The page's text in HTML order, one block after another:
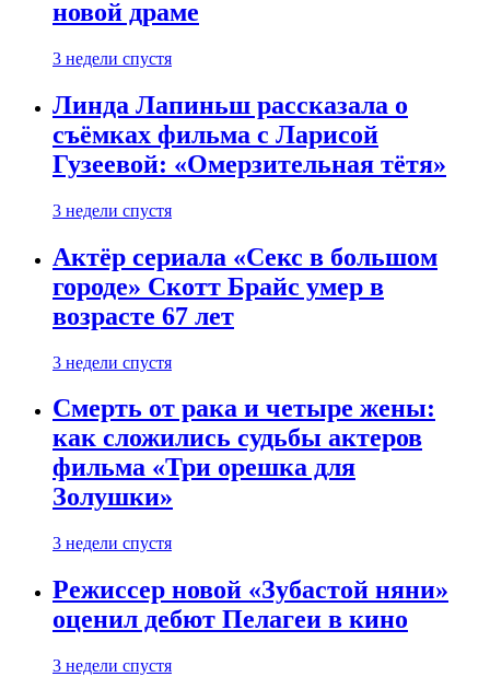
новой драме
3 недели спустя
Линда Лапиньш рассказала о
съёмках фильма с Ларисой
Гузеевой: «Омерзительная тётя»
3 недели спустя
Актёр сериала «Секс в большом
городе» Скотт Брайс умер в
возрасте 67 лет
3 недели спустя
Смерть от рака и четыре жены:
как сложились судьбы актеров
фильма «Три орешка для
Золушки»
3 недели спустя
Режиссер новой «Зубастой няни»
оценил дебют Пелагеи в кино
3 недели спустя